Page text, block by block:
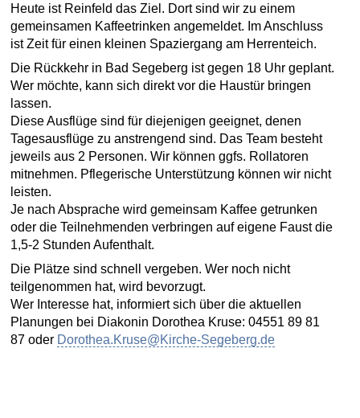
Heute ist Reinfeld das Ziel. Dort sind wir zu einem
gemeinsamen Kaffeetrinken angemeldet. Im Anschluss
ist Zeit für einen kleinen Spaziergang am Herrenteich.
Die Rückkehr in Bad Segeberg ist gegen 18 Uhr geplant.
Wer möchte, kann sich direkt vor die Haustür bringen
lassen.
Diese Ausflüge sind für diejenigen geeignet, denen
Tagesausflüge zu anstrengend sind. Das Team besteht
jeweils aus 2 Personen. Wir können ggfs. Rollatoren
mitnehmen. Pflegerische Unterstützung können wir nicht
leisten.
Je nach Absprache wird gemeinsam Kaffee getrunken
oder die Teilnehmenden verbringen auf eigene Faust die
1,5-2 Stunden Aufenthalt.
Die Plätze sind schnell vergeben. Wer noch nicht
teilgenommen hat, wird bevorzugt.
Wer Interesse hat, informiert sich über die aktuellen
Planungen bei Diakonin Dorothea Kruse: 04551 89 81
87 oder Dorothea.Kruse@Kirche-Segeberg.de